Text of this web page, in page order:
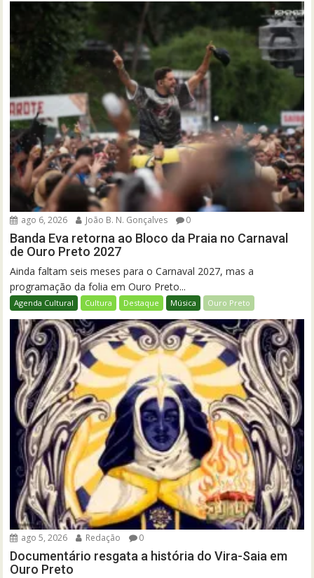
ago 6, 2026 João B. N. Gonçalves 0
Banda Eva retorna ao Bloco da Praia no Carnaval
de Ouro Preto 2027
Ainda faltam seis meses para o Carnaval 2027, mas a
programação da folia em Ouro Preto...
Agenda Cultural Cultura Destaque Música Ouro Preto
ago 5, 2026 Redação 0
Documentário resgata a história do Vira-Saia em
Ouro Preto